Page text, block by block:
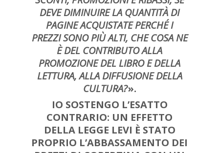
DEVE DIMINUIRE LA QUANTITÀ DI
PAGINE ACQUISTATE PERCHÉ I
PREZZI SONO PIÙ ALTI, CHE COSA NE
È DEL CONTRIBUTO ALLA
PROMOZIONE DEL LIBRO E DELLA
LETTURA, ALLA DIFFUSIONE DELLA
CULTURA?».
IO SOSTENGO L’ESATTO
CONTRARIO: UN EFFETTO
DELLA LEGGE LEVI È STATO
PROPRIO L’ABBASSAMENTO DEI